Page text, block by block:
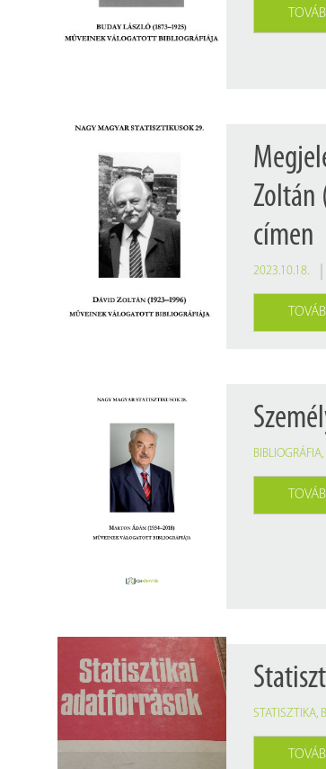
Findura Imre-díszoklevéllel kitüntetett
Galéria
Online katalógus
Zoltán
címen
2023.10.18.
BIBLIOGRÁFIA,
STATISZTIKA,